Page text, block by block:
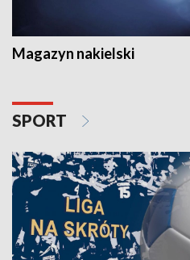
Magazyn nakielski
SPORT